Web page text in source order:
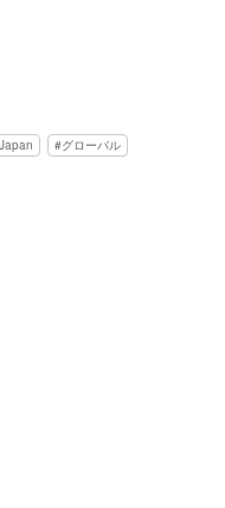
グローバル